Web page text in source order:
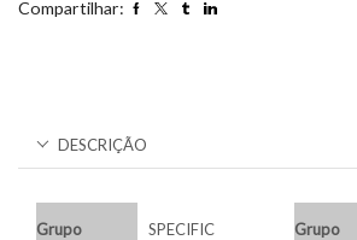
Compartilhar:
DESCRIÇÃO
Grupo SPECIFIC Grupo